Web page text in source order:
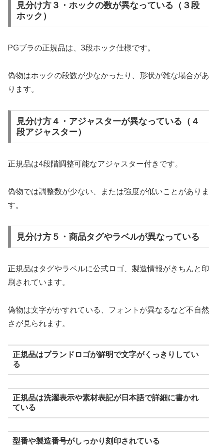
見分け方３・ホックの数が異なっている（３段
ホック）
PGブラの正規品は、3段ホック仕様です。
偽物はホックの段数が少なかったり、形状が雑な場合があ
ります。
見分け方４・アジャスターが異なっている（４
段アジャスター）
正規品は4段階調整可能なアジャスター付きです。
偽物では調整数が少ない、または強度が低いことがありま
す。
見分け方５・商品タグやラベルが異なっている
正規品はタグやラベルに公式ロゴ、製造情報がきちんと印
刷されています。
偽物は文字がかすれている、フォントが異なるなど不自然
さが見られます。
正規品はブランドロゴが鮮明で文字がくっきりしてい
る
正規品は洗濯表示や素材表記が日本語で詳細に書かれ
ている
型番や製造番号がしっかり刻印されている